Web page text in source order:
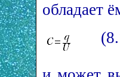
обладает